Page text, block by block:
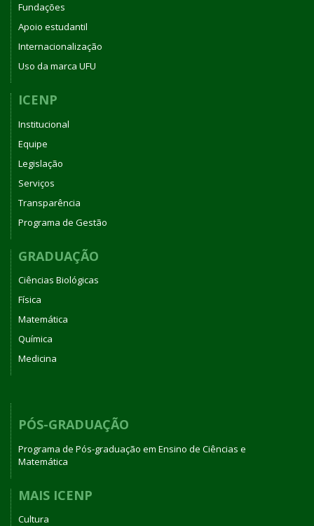
Fundações
Apoio estudantil
Internacionalização
Uso da marca UFU
ICENP
Institucional
Equipe
Legislação
Serviços
Transparência
Programa de Gestão
GRADUAÇÃO
Ciências Biológicas
Física
Matemática
Química
Medicina
PÓS-GRADUAÇÃO
Programa de Pós-graduação em Ensino de Ciências e
Matemática
MAIS ICENP
Cultura